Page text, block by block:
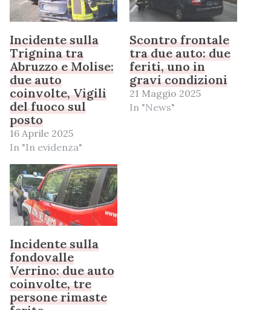
Incidente sulla
Trignina tra
Abruzzo e Molise:
due auto
coinvolte, Vigili
del fuoco sul
posto
16 Aprile 2025
In "In evidenza"
Scontro frontale
tra due auto: due
feriti, uno in
gravi condizioni
21 Maggio 2025
In "News"
Incidente sulla
fondovalle
Verrino: due auto
coinvolte, tre
persone rimaste